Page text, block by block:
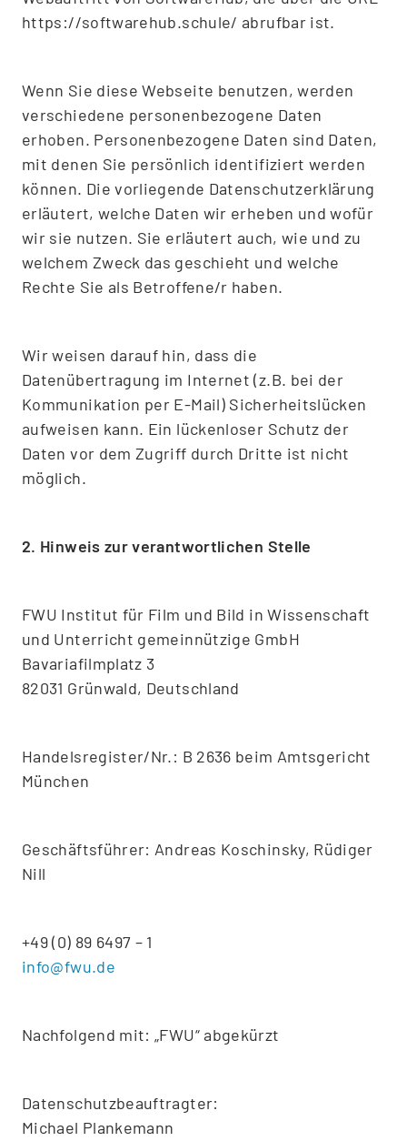
https://softwarehub.schule/ abrufbar ist.
Wenn Sie diese Webseite benutzen, werden
verschiedene personenbezogene Daten
erhoben. Personenbezogene Daten sind Daten,
mit denen Sie persönlich identifiziert werden
können. Die vorliegende Datenschutzerklärung
erläutert, welche Daten wir erheben und wofür
wir sie nutzen. Sie erläutert auch, wie und zu
welchem Zweck das geschieht und welche
Rechte Sie als Betroffene/r haben.
Wir weisen darauf hin, dass die
Datenübertragung im Internet (z.B. bei der
Kommunikation per E-Mail) Sicherheitslücken
aufweisen kann. Ein lückenloser Schutz der
Daten vor dem Zugriff durch Dritte ist nicht
möglich.
2. Hinweis zur verantwortlichen Stelle
FWU Institut für Film und Bild in Wissenschaft
und Unterricht gemeinnützige GmbH
Bavariafilmplatz 3
82031 Grünwald, Deutschland
Handelsregister/Nr.: B 2636 beim Amtsgericht
München
Geschäftsführer: Andreas Koschinsky, Rüdiger
Nill
+49 (0) 89 6497 – 1
info@fwu.de
Nachfolgend mit: „FWU“ abgekürzt
Datenschutzbeauftragter:
Michael Plankemann